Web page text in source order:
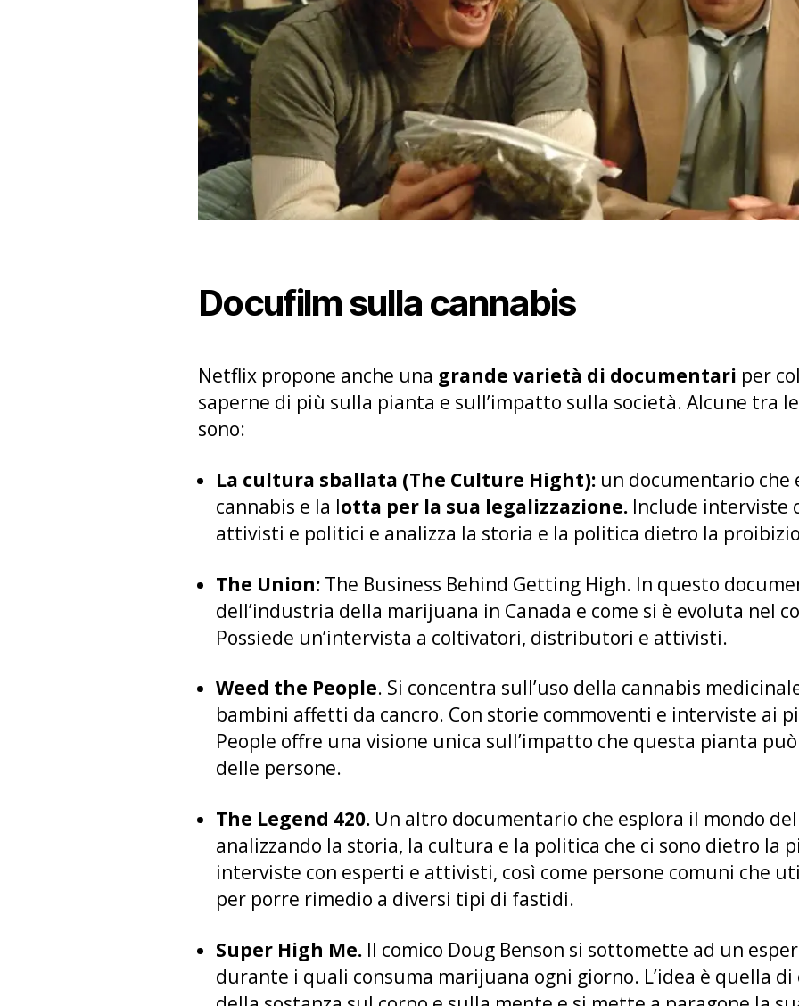
Docufilm sulla cannabis
Netflix propone anche una grande varietà di documentari per
saperne di più sulla pianta e sull’impatto sulla società. Alcune tra
sono:
La cultura sballata (The Culture Hight): un documentario
cannabis e la lotta per la sua legalizzazione. Include interviste
attivisti e politici e analizza la storia e la politica dietro la
The Union: The Business Behind Getting High. In questo
dell’industria della marijuana in Canada e come si è evoluta nel
Possiede un’intervista a coltivatori, distributori e attivisti.
Weed the People. Si concentra sull’uso della cannabis
bambini affetti da cancro. Con storie commoventi e interviste ai
People offre una visione unica sull’impatto che questa pianta
delle persone.
The Legend 420. Un altro documentario che esplora il mondo
analizzando la storia, la cultura e la politica che ci sono dietro la
interviste con esperti e attivisti, così come persone comuni che
per porre rimedio a diversi tipi di fastidi.
Super High Me. Il comico Doug Benson si sottomette ad un
durante i quali consuma marijuana ogni giorno. L’idea è quella